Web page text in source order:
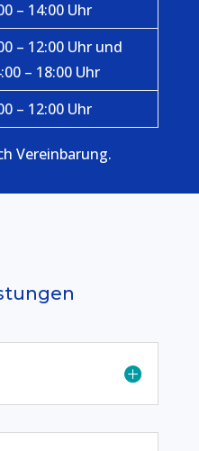
– 14:00 Uhr
– 12:00 Uhr und
– 18:00 Uhr
– 12:00 Uhr
Vereinbarung.